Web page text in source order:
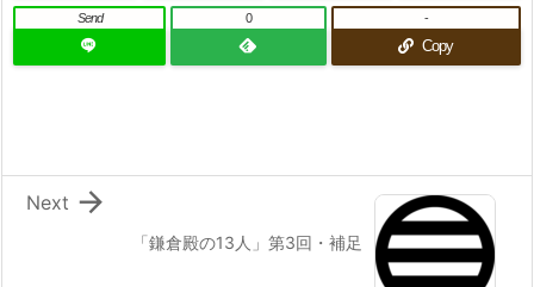
Send 0
Copy
-
「鎌倉殿の13人」第3回・補足

Next